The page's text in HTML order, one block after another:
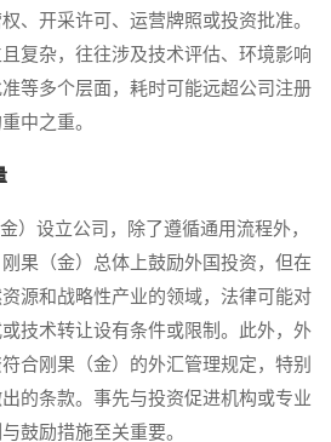
、开采许可、运营牌照或投资批准。
复杂，往往涉及技术评估、环境影响
等多个层面，耗时可能远超公司注册
中之重。
设立公司，除了遵循通用流程外，
果（金）总体上鼓励外国投资，但在
源和战略性产业的领域，法律可能对
技术转让设有条件或限制。此外，外
合刚果（金）的外汇管理规定，特别
的条款。事先与投资促进机构或专业
鼓励措施至关重要。